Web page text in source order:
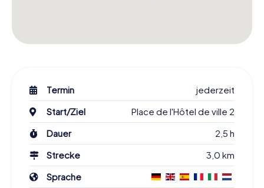
Termin
jederzeit
Start/Ziel
Place de l'Hôtel de ville 2
Dauer
2,5 h
Strecke
3,0 km
Sprache